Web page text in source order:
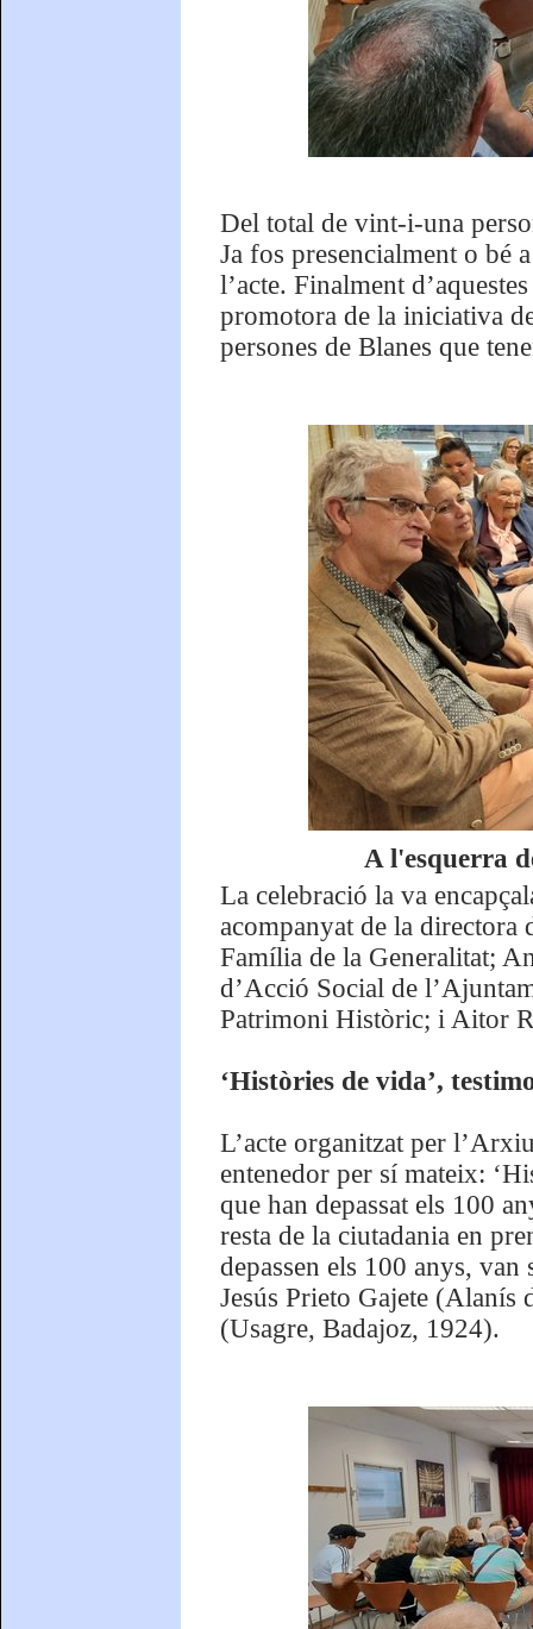
Del total de vint-i-una
Ja fos presencialment o bé
l’acte. Finalment
promotora de la iniciativa
persones de Blanes que
A l'esquerra
La celebració la va
acompanyat de la directora
Família de la Generalitat;
d’Acció Social de
Patrimoni Històric; i Aitor
‘Històries de vida’,
L’acte organitzat per
entenedor per sí mateix:
que han depassat els 100
resta de la ciutadania en
depassen els 100 anys,
Jesús Prieto Gajete
(Usagre, Badajoz, 1924).